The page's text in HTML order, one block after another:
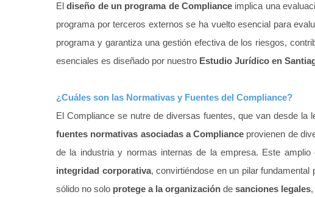
Eldiseño de un programa de Compliance implica una
programa por terceros externos se ha vuelto esencial para
programa y garantiza una gestión efectiva de los riesgos,
esenciales es diseñado por nuestro Estudio Jurídico en
¿Cuáles son las Normativas y Fuentes del Compliance?
El Compliance se nutre de diversas fuentes, que van desde
fuentes normativas asociadas a Compliance provienen de
de la industria y normas internas de la empresa. Este
integridad corporativa, convirtiéndose en un pilar
sólido no solo protege a la organización de sanciones legales